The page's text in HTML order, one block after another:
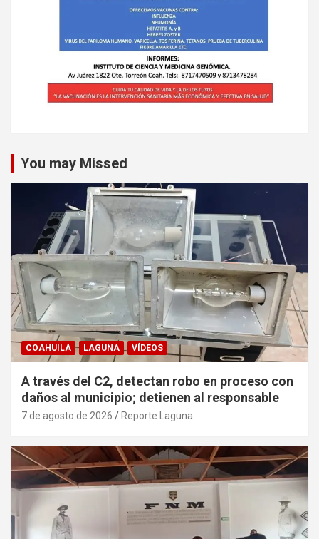
You may Missed
COAHUILA LAGUNA VÍDEOS
A través del C2, detectan robo en proceso con
daños al municipio; detienen al responsable
7 de agosto de 2026 Reporte Laguna